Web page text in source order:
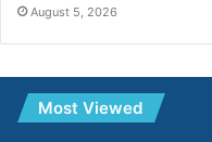
August 5, 2026
Most Viewed